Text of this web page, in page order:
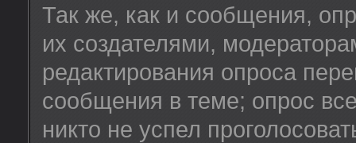
Так же, как и сообщения,
их создателями,
редактирования опроса
сообщения в теме; опрос
никто не успел